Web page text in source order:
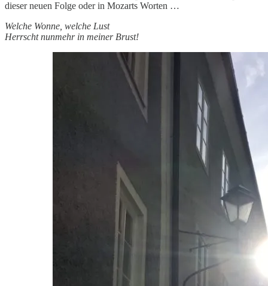
dieser neuen Folge oder in Mozarts Worten …
Welche Wonne, welche Lust
Herrscht nunmehr in meiner Brust!